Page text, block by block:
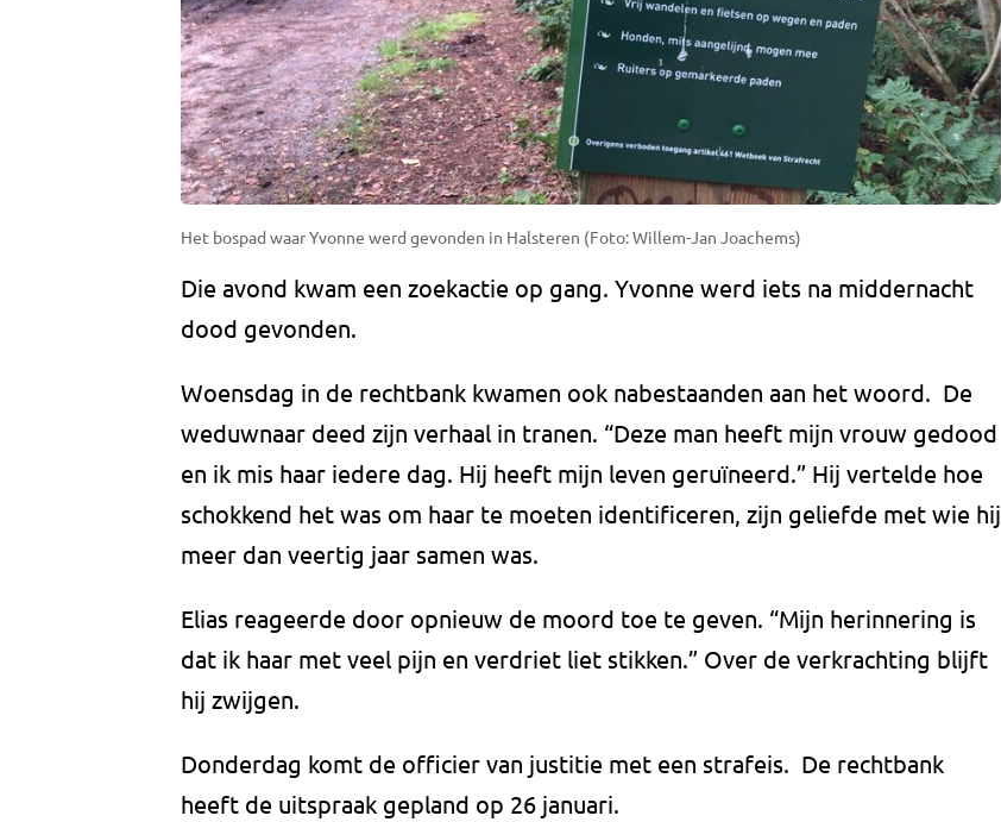
Het bospad waar Yvonne werd gevonden in Halsteren (Foto: Willem-Jan Joachems)
Die avond kwam een zoekactie op gang. Yvonne werd iets na middernacht
dood gevonden.
Woensdag in de rechtbank kwamen ook nabestaanden aan het woord. De
weduwnaar deed zijn verhaal in tranen. “Deze man heeft mijn vrouw gedood
en ik mis haar iedere dag. Hij heeft mijn leven geruïneerd.” Hij vertelde hoe
schokkend het was om haar te moeten identificeren, zijn geliefde met wie hij
meer dan veertig jaar samen was.
Elias reageerde door opnieuw de moord toe te geven. “Mijn herinnering is
dat ik haar met veel pijn en verdriet liet stikken.” Over de verkrachting blijft
hij zwijgen.
Donderdag komt de officier van justitie met een strafeis. De rechtbank
heeft de uitspraak gepland op 26 januari.